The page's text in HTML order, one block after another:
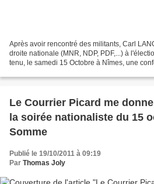
Après avoir rencontré des militants, Carl
droite nationale (MNR, NDP, PDF,...) à
tenu, le samedi 15 Octobre à Nîmes, une
Le Courrier Picard me
la soirée nationaliste du 15
Somme
Publié le 19/10/2011 à 09:19
Par Thomas Joly